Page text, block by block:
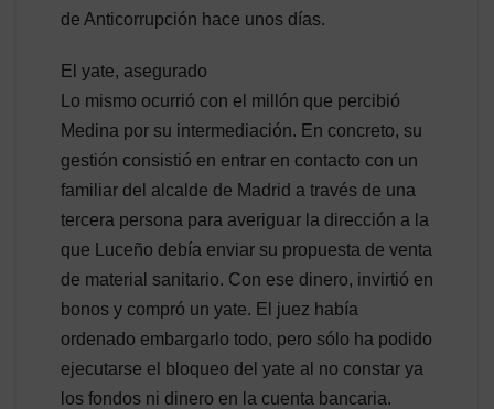
de Anticorrupción hace unos días.
El yate, asegurado
Lo mismo ocurrió con el millón que percibió
Medina por su intermediación. En concreto, su
gestión consistió en entrar en contacto con un
familiar del alcalde de Madrid a través de una
tercera persona para averiguar la dirección a la
que Luceño debía enviar su propuesta de venta
de material sanitario. Con ese dinero, invirtió en
bonos y compró un yate. El juez había
ordenado embargarlo todo, pero sólo ha podido
ejecutarse el bloqueo del yate al no constar ya
los fondos ni dinero en la cuenta bancaria.